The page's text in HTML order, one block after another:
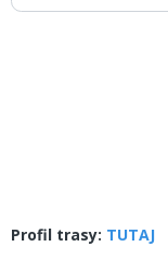
Profil trasy: TUTAJ